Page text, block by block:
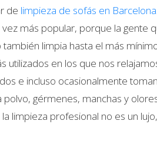
de limpieza de sofás en Barcelona
más popular, porque la gente
limpia hasta el más
utilizados en los que nos
e incluso ocasionalmente
polvo, gérmenes, manchas y
limpieza profesional no es un